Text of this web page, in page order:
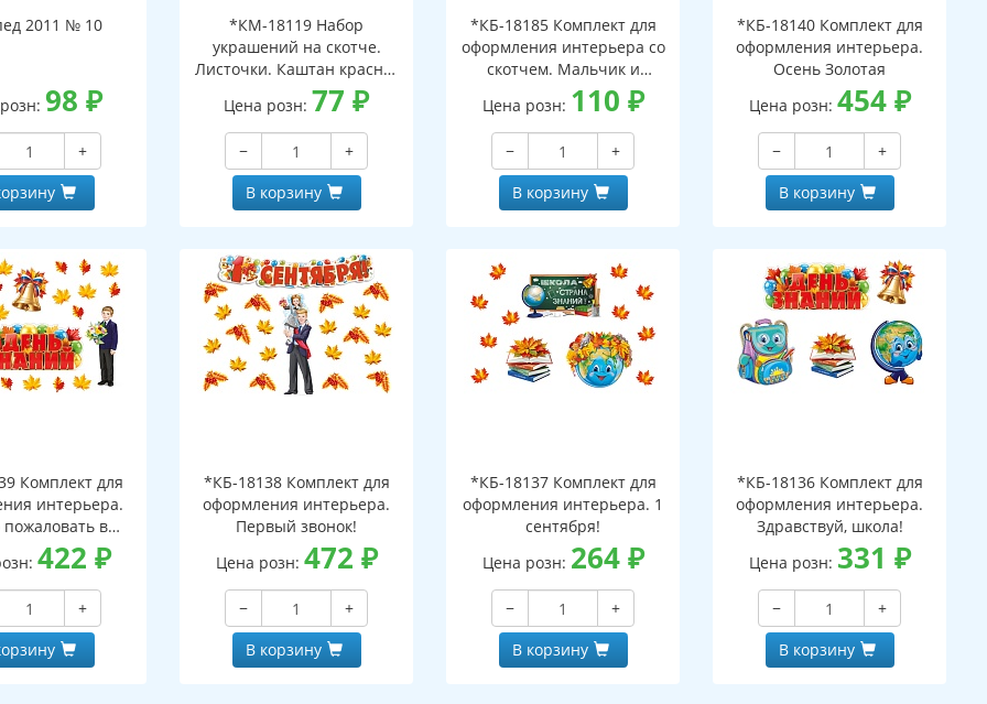
2011 № 10
98₽
+
*КМ-18119 Набор
украшений на скотче.
Листочки. Каштан красно-
оранжевый (10 шт. в
наборе, двухсторонний,
ВД-лак)
Цена розн: 77₽
−
+
В корзину
*КБ-18185 Комплект для
оформления интерьера со
скотчем. Мальчик и
девочка с Российским
флагом (2 плаката А4)
Цена розн: 110 ₽
−
+
В корзину
*КБ-18140 Комплект для
оформления интерьера.
Осень Золотая
Цена розн: 454₽
−
+
В корзину
Комплект для
интерьера.
в
страну!
422 ₽
+
*КБ-18138 Комплект для
оформления интерьера.
Первый звонок!
Цена розн: 472 ₽
−
+
В корзину
*КБ-18137 Комплект для
оформления интерьера. 1
сентября!
Цена розн: 264₽
−
+
В корзину
*КБ-18136 Комплект для
оформления интерьера.
Здравствуй, школа!
Цена розн: 331 ₽
−
+
В корзину